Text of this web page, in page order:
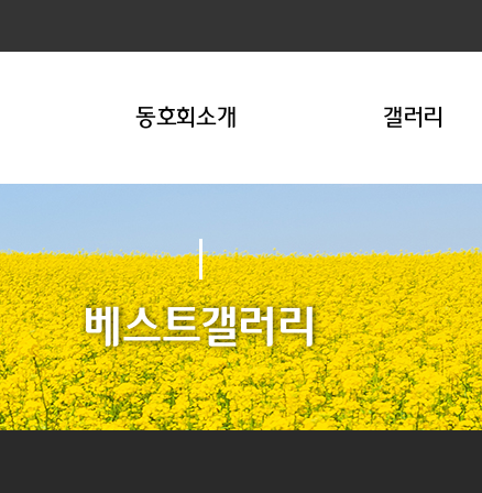
동호회소개 갤러리
베스트갤러리